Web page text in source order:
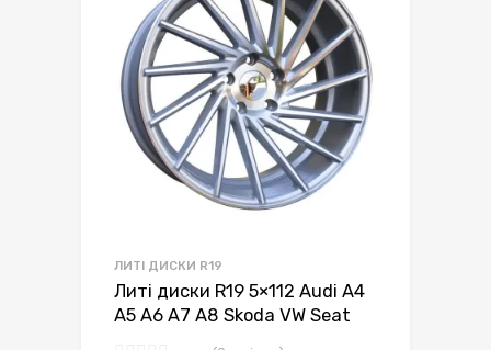
ЛИТІ ДИСКИ R19
Литі диски R19 5×112 Audi A4
A5 A6 A7 A8 Skoda VW Seat